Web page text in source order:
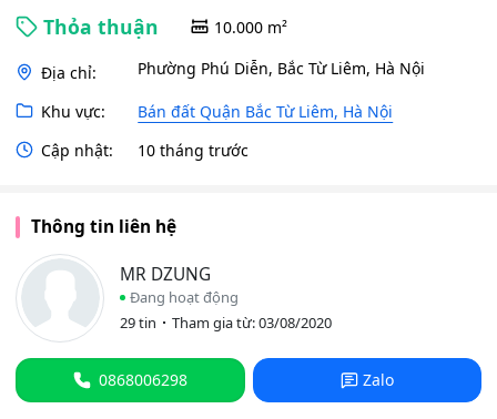
Thỏa thuận
10.000 m²
Địa chỉ: Phường Phú Diễn, Bắc Từ Liêm, Hà Nội
Khu vực:
Bán đất Quận Bắc Từ Liêm, Hà Nội
Cập nhật:
10 tháng trước
Thông tin liên hệ
MR DZUNG
Đang hoạt động
29 tin
Tham gia từ: 03/08/2020
0868006298 Zalo